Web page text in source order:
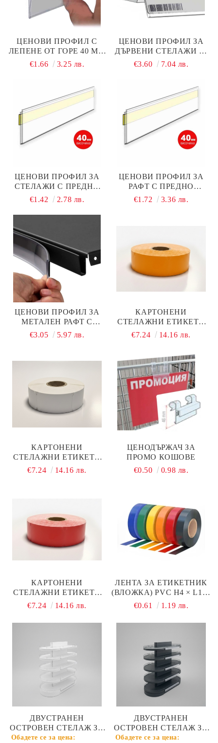
ЦЕНОВИ ПРОФИЛ С
ЛЕПЕНЕ ОТ ГОРЕ 40 ММ
× 1000 ММ
€1.66 3.25 лв.
ЦЕНОВИ ПРОФИЛ ЗА
ДЪРВЕНИ СТЕЛАЖИ 39
× 1000 ММ
€3.60 7.04 лв.
ЦЕНОВИ ПРОФИЛ ЗА
СТЕЛАЖИ С ПРЕДНО
ЗАЛЕПВАНЕ 1000 ММ ×
€1.42 2.78 лв.
ЦЕНОВИ ПРОФИЛ ЗА
РАФТ С ПРЕДНО
ЗАЛЕПВАНЕ 1250 ММ ×
€1.72 3.36 лв.
ЦЕНОВИ ПРОФИЛ ЗА
МЕТАЛЕН РАФТ С
МАГНИТ 40 × 1000 ММ
€3.05 5.97 лв.
КАРТОНЕНИ
СТЕЛАЖНИ ЕТИКЕТИ
НА РОЛКА 38 Х 70 ММ,
€7.24 14.16 лв.
КАРТОНЕНИ
СТЕЛАЖНИ ЕТИКЕТИ
НА РОЛКА 38 Х 70 ММ,
€7.24 14.16 лв.
ЦЕНОДЪРЖАЧ ЗА
ПРОМО КОШОВЕ
€0.50
0.98 лв.
КАРТОНЕНИ
СТЕЛАЖНИ ЕТИКЕТИ
НА РОЛКА 38 Х 70 ММ,
€7.24 14.16 лв.
ЛЕНТА ЗА ЕТИКЕТНИК
(ВЛОЖКА) PVC H4 × L100
СМ
€0.61 1.19 лв.
ДВУСТРАНЕН
ОСТРОВЕН СТЕЛАЖ ЗА
МАГАЗИН С ОВАЛНИ
ДВУСТРАНЕН
ОСТРОВЕН СТЕЛАЖ ЗА
МАГАЗИН С ОВАЛНИ